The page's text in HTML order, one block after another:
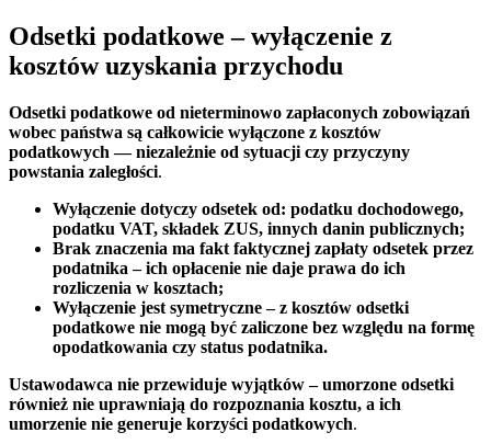
Odsetki podatkowe – wyłączenie z
kosztów uzyskania przychodu
Odsetki podatkowe od nieterminowo zapłaconych zobowiązań
wobec państwa są całkowicie wyłączone z kosztów
podatkowych — niezależnie od sytuacji czy przyczyny
powstania zaległości.
Wyłączenie dotyczy odsetek od: podatku dochodowego,
podatku VAT, składek ZUS, innych danin publicznych;
Brak znaczenia ma fakt faktycznej zapłaty odsetek przez
podatnika – ich opłacenie nie daje prawa do ich
rozliczenia w kosztach;
Wyłączenie jest symetryczne – z kosztów odsetki
podatkowe nie mogą być zaliczone bez względu na formę
opodatkowania czy status podatnika.
Ustawodawca nie przewiduje wyjątków – umorzone odsetki
również nie uprawniają do rozpoznania kosztu, a ich
umorzenie nie generuje korzyści podatkowych.